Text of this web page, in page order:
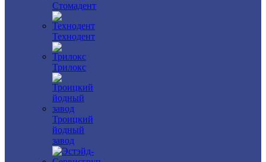
Стомадент
Технодент
Трилокс
Троицкий
йодный
завод